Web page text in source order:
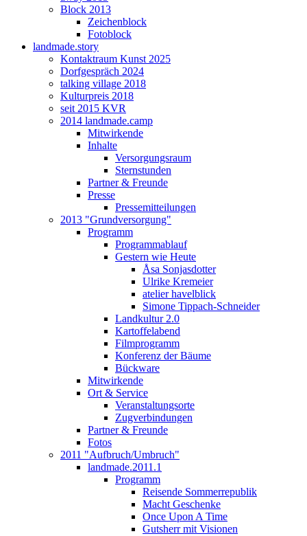
Block 2013
Zeichenblock
Fotoblock
landmade.story
Kontaktraum Kunst 2025
Dorfgespräch 2024
talking village 2018
Kulturpreis 2018
seit 2015 KVR
2014 landmade.camp
Mitwirkende
Inhalte
Versorgungsraum
Sternstunden
Partner & Freunde
Presse
Pressemitteilungen
2013 "Grundversorgung"
Programm
Programmablauf
Gestern wie Heute
Åsa Sonjasdotter
Ulrike Kremeier
atelier havelblick
Simone Tippach-Schneider
Landkultur 2.0
Kartoffelabend
Filmprogramm
Konferenz der Bäume
Bückware
Mitwirkende
Ort & Service
Veranstaltungsorte
Zugverbindungen
Partner & Freunde
Fotos
2011 "Aufbruch/Umbruch"
landmade.2011.1
Programm
Reisende Sommerrepublik
Macht Geschenke
Once Upon A Time
Gutsherr mit Visionen